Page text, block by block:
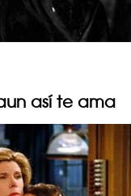
así te ama